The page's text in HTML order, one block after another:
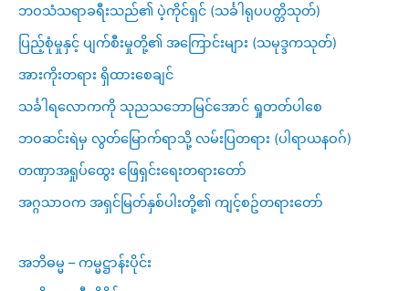
ဘဝသံသရာခရီးသည်၏ ပဲ့ကိုင်ရှင် (သင်္ခါရုပပတ္တိသုတ်)
ပြည့်စုံမှုနှင့် ပျက်စီးမှုတို့၏ အကြောင်းများ (သမုဒ္ဒကသုတ်)
အားကိုးတရား ရှိထားစေချင်
သင်္ခါရလောကကို သုညသဘောမြင်အောင် ရှုတတ်ပါစေ
ဘဝဆင်းရဲမှ လွတ်မြောက်ရာသို့ လမ်းပြတရား (ပါရာယနဝဂ်)
တဏှာအရှုပ်ထွေး ဖြေရှင်းရေးတရားတော်
အဂ္ဂသာဝက အရှင်မြတ်နှစ်ပါးတို့၏ ကျင့်စဥ်တရားတော်
အဘိဓမ္မ – ကမ္မဋ္ဌာန်းပိုင်း